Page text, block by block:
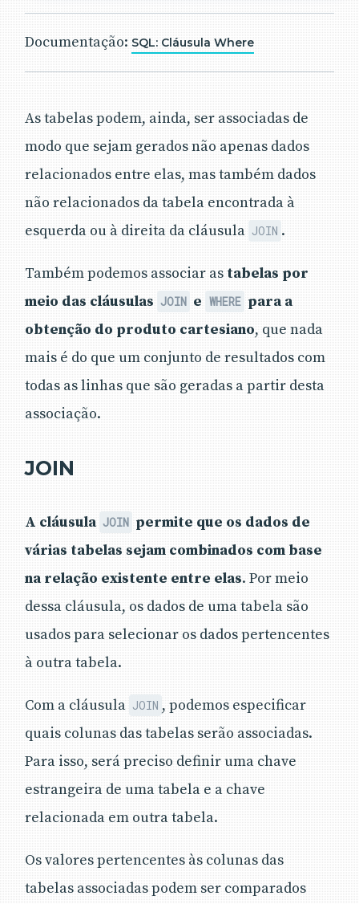
Documentação: SQL: Cláusula Where
As tabelas podem, ainda, ser associadas de
modo que sejam gerados não apenas dados
relacionados entre elas, mas também dados
não relacionados da tabela encontrada à
esquerda ou à direita da cláusula JOIN .
Também podemos associar as tabelas por
meio das cláusulas JOIN e WHERE para a
obtenção do produto cartesiano, que nada
mais é do que um conjunto de resultados com
todas as linhas que são geradas a partir desta
associação.
JOIN
A cláusula JOIN permite que os dados de
várias tabelas sejam combinados com base
na relação existente entre elas. Por meio
dessa cláusula, os dados de uma tabela são
usados para selecionar os dados pertencentes
à outra tabela.
Com a cláusula JOIN , podemos especificar
quais colunas das tabelas serão associadas.
Para isso, será preciso definir uma chave
estrangeira de uma tabela e a chave
relacionada em outra tabela.
Os valores pertencentes às colunas das
tabelas associadas podem ser comparados